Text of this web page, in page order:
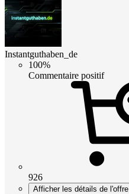
Instantguthaben_de
100%
Commentaire positif
926
Afficher les détails de l'offre